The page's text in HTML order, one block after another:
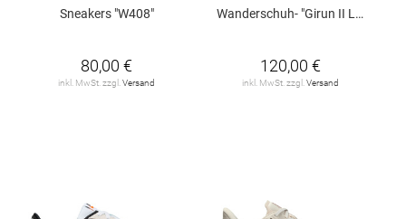
Sneakers "W408"
80,00 €
inkl. MwSt. zzgl.Versand
Wanderschuh- "Girun II Low GTX W"
120,00 €
inkl. MwSt. zzgl.Versand